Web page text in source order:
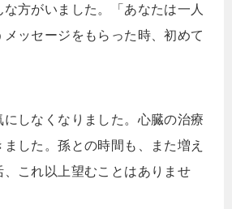
方がいました。「あなたは一人
メッセージをもらった時、初めて
しなくなりました。心臓の治療
した。孫との時間も、また増え
、これ以上望むことはありませ